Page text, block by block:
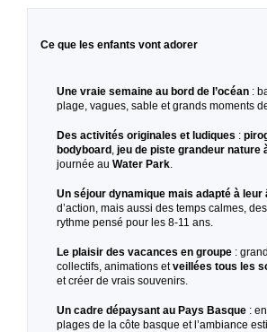
Ce que les enfants vont adorer
Une vraie semaine au bord de l’océan :
plage, vagues, sable et grands moments
Des activités originales et ludiques :
bodyboard
jeu de piste grandeur nature
journée au Water Park
Un séjour dynamique mais adapté à leur
d’action, mais aussi des temps calmes,
rythme pensé pour les 8-11 ans.
Le plaisir des vacances en groupe :
collectifs, animations etveillées tous les
et créer de vrais souvenirs.
Un cadre dépaysant au Pays Basque :
plages de la côte basque et l’ambiance